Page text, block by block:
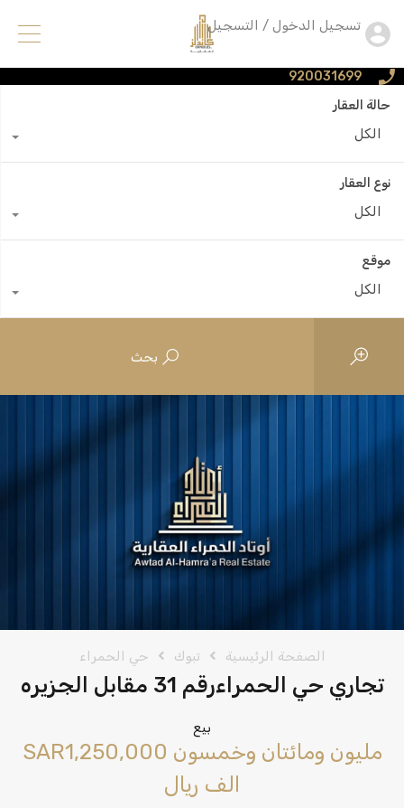
920031699
تسجيل الدخول / التسجيل
حالة العقار
الكل
نوع العقار
الكل
موقع
الكل
بحث
الصفحة الرئيسية تبوك حي الحمراء
تجاري حي الحمراءرقم 31 مقابل الجزيره
بيع
‪SAR1,250,000 مليون ومائتان وخمسون
الف ريال